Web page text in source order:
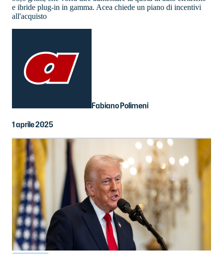
e ibride plug-in in gamma. Acea chiede un piano di incentivi
all'acquisto
Fabiano Polimeni
1 aprile 2025